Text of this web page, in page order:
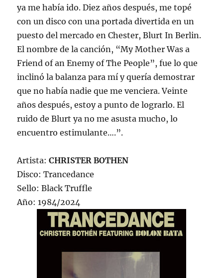
ya me había ido. Diez años después, me topé
con un disco con una portada divertida en un
puesto del mercado en Chester, Blurt In Berlin.
El nombre de la canción, “My Mother Was a
Friend of an Enemy of The People”, fue lo que
inclinó la balanza para mí y quería demostrar
que no había nadie que me venciera. Veinte
años después, estoy a punto de lograrlo. El
ruido de Blurt ya no me asusta mucho, lo
encuentro estimulante….”.
Artista:CHRISTER BOTHEN
Disco: Trancedance
Sello: Black Truffle
Año: 1984/2024